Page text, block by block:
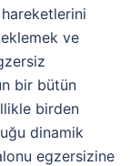
ve
bir bütün
birden
dinamik
egzersizine